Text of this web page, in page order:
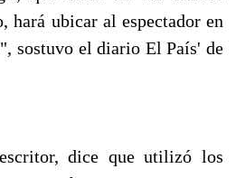
hará ubicar al espectador en
sostuvo el diario El País' de
dice que utilizó los